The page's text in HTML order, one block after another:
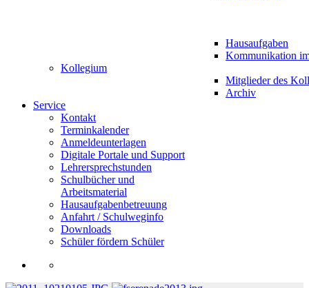
Hausaufgaben
Kommunikation
Kollegium
Mitglieder des
Archiv
Service
Kontakt
Terminkalender
Anmeldeunterlagen
Digitale Portale und Support
Lehrersprechstunden
Schulbücher und
Arbeitsmaterial
Hausaufgabenbetreuung
Anfahrt / Schulweginfo
Downloads
Schüler fördern Schüler